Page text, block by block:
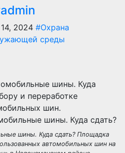
admin
2024 #Охрана
среды
шины. Куда сдать?
шины. Куда сдать? Площадка
автомобильных шин на